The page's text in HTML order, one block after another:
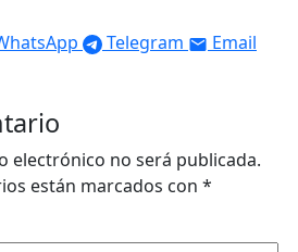
Telegram Email
electrónico no será publicada.
están marcados con *